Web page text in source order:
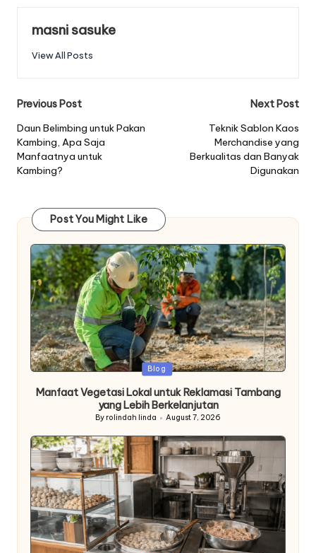
masni sasuke
View All Posts
Post
navigation
Previous Post
Daun Belimbing untuk Pakan
Kambing, Apa Saja
Manfaatnya untuk
Kambing?
Next Post
Teknik Sablon Kaos
Merchandise yang
Berkualitas dan Banyak
Digunakan
Post You Might Like
Posted
Blog
Manfaat Vegetasi Lokal untuk Reklamasi Tambang
yang Lebih Berkelanjutan
Posted
By rolindah linda August 7, 2026